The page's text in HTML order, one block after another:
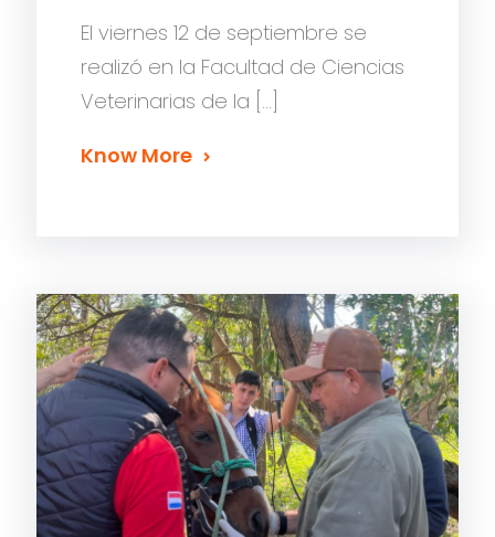
El viernes 12 de septiembre se
realizó en la Facultad de Ciencias
Veterinarias de la […]
Know More